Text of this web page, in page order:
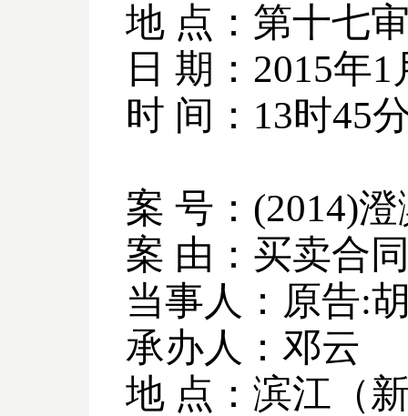
地 点：第十七
日 期： 2015年1
时 间： 13时45
案 号： (2014)澄
案 由：买卖合
当事人：原告:
承办人：邓云
地 点：滨江（